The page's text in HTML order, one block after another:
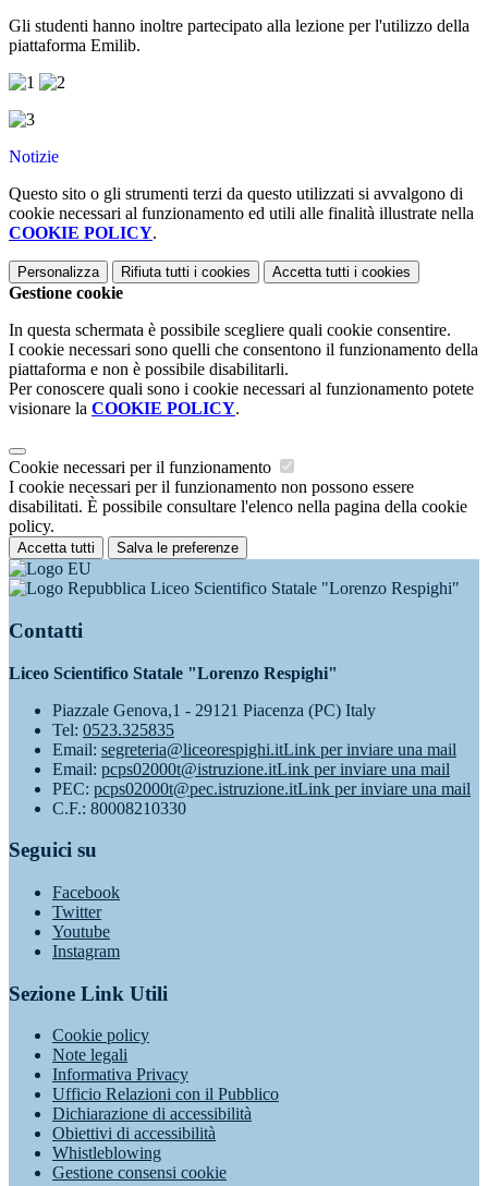
Gli studenti hanno inoltre partecipato alla lezione per l'utilizzo della
piattaforma Emilib.
Notizie
Questo sito o gli strumenti terzi da questo utilizzati si avvalgono di
cookie necessari al funzionamento ed utili alle finalità illustrate nella
COOKIE POLICY.
Personalizza Rifiuta tutti i cookies Accetta tutti i cookies
Gestione cookie
In questa schermata è possibile scegliere quali cookie consentire.
I cookie necessari sono quelli che consentono il funzionamento della
piattaforma e non è possibile disabilitarli.
Per conoscere quali sono i cookie necessari al funzionamento potete
visionare la COOKIE POLICY.
Cookie necessari per il funzionamento
I cookie necessari per il funzionamento non possono essere
disabilitati. È possibile consultare l'elenco nella pagina della cookie
policy.
Accetta tutti Salva le preferenze
Liceo Scientifico Statale "Lorenzo Respighi"
Contatti
Liceo Scientifico Statale "Lorenzo Respighi"
Piazzale Genova,1 - 29121 Piacenza (PC) Italy
Tel: 0523.325835
Email: segreteria@liceorespighi.itLink per inviare una mail
Email: pcps02000t@istruzione.itLink per inviare una mail
PEC: pcps02000t@pec.istruzione.itLink per inviare una mail
C.F.: 80008210330
Seguici su
Facebook
Twitter
Youtube
Instagram
Sezione Link Utili
Cookie policy
Note legali
Informativa Privacy
Ufficio Relazioni con il Pubblico
Dichiarazione di accessibilità
Obiettivi di accessibilità
Whistleblowing
Gestione consensi cookie